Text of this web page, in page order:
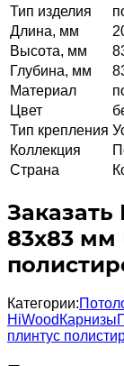
Тип изделия
Длина, мм
Высота, мм
Глубина, мм
Материал
Цвет
Тип крепления
Коллекция
Страна
83х83 мм
Категории:
HiWood Карнизы
плинтус